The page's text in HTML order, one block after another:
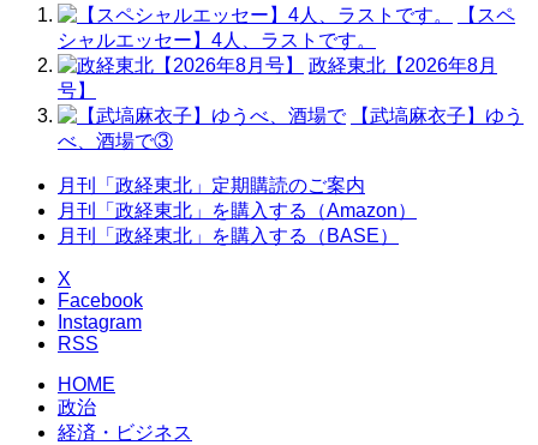
【スペ
シャルエッセー】4人、ラストです。
政経東北【2026年8月
号】
【武塙麻衣子】ゆう
べ、酒場で③
月刊「政経東北」定期購読のご案内
月刊「政経東北」を購入する（Amazon）
月刊「政経東北」を購入する（BASE）
X
Facebook
Instagram
RSS
HOME
政治
経済・ビジネス